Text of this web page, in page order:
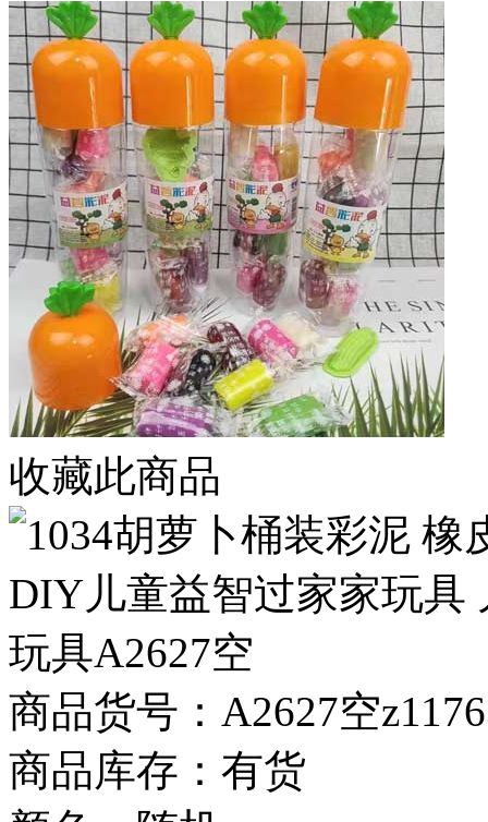
收藏此商品
商品货号：A2627空
商品库存：有货